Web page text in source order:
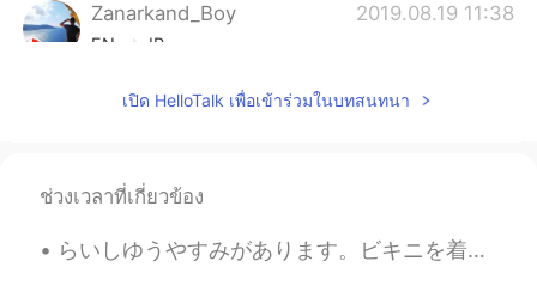
Zanarkand_Boy 2019.08.19 11:38
EN JP
I'm glad you are enjoying! Are
you still in Malta?
EN JP
Japanese now! Some schools are 60%
เปิด HelloTalk เพื่อเข้าร่วมในบทสนทนา
ช่วงเวลาที่เกี่ยวข้อง
らいしゆうやすみがあります。ビキニを着ます。 私はダイエット中です 😅 I have a vacation next week. I will wear a bikini. I’m on a ...